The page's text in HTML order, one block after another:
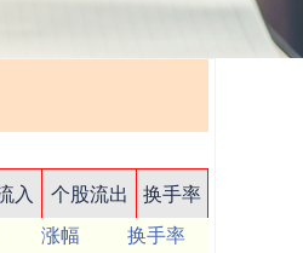
入 个股流出
换手率
涨幅
换手率